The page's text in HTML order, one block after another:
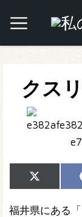
クス
Share
on
X
(Twitter)
福井県にある